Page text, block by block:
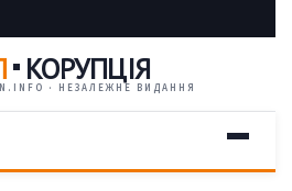
КОРУПЦІЯ
· НЕЗАЛЕЖНЕ ВИДАННЯ